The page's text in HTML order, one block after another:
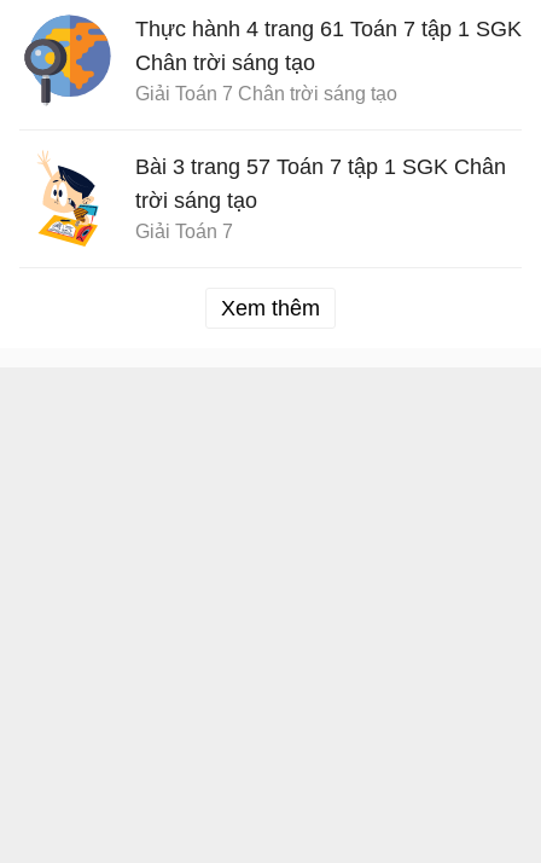
Thực hành 4 trang 61 Toán 7 tập 1 SGK
Chân trời sáng tạo
Giải Toán 7 Chân trời sáng tạo
Bài 3 trang 57 Toán 7 tập 1 SGK Chân
trời sáng tạo
Giải Toán 7
Xem thêm